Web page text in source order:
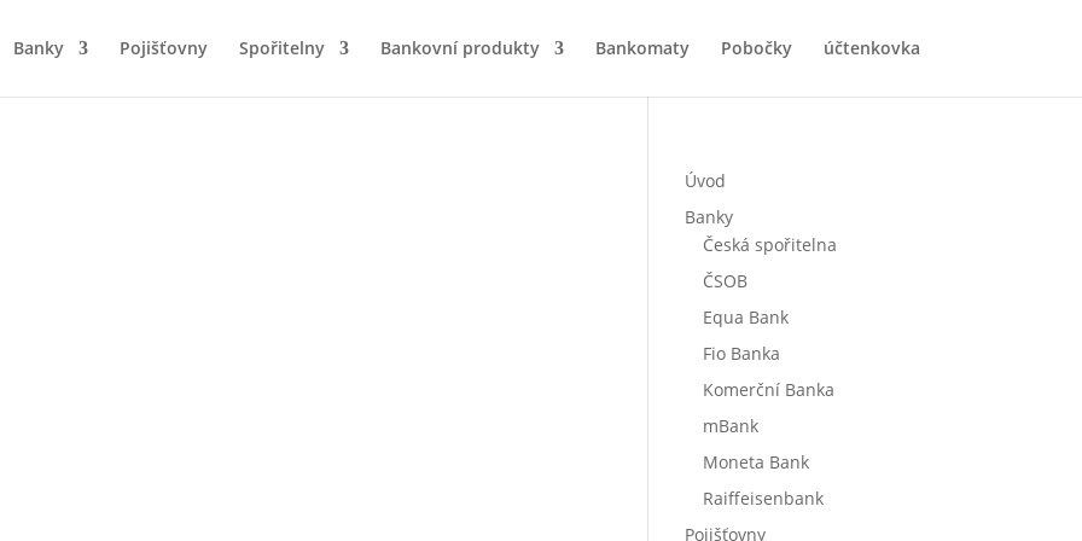
Banky Pojišťovny Spořitelny Bankovní produkty Bankomaty Pobočky účtenkovka
Úvod
Banky
Česká spořitelna
ČSOB
Equa Bank
Fio Banka
Komerční Banka
mBank
Moneta Bank
Raiffeisenbank
Pojišťovny